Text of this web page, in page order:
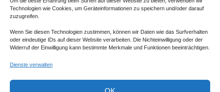
Technologien wie Cookies, um Geräteinformationen zu speichern und/oder darauf
zuzugreifen.
Wenn Sie diesen Technologien zustimmen, können wir Daten wie das Surfverhalten
oder eindeutige IDs auf dieser Website verarbeiten. Die Nichteinwilligung oder der
Widerruf der Einwilligung kann bestimmte Merkmale und Funktionen beeinträchtigen.
Dienste verwalten
Sitemap
Copyright © Created by
Hosting: Veryhost.com
Ideen Portal